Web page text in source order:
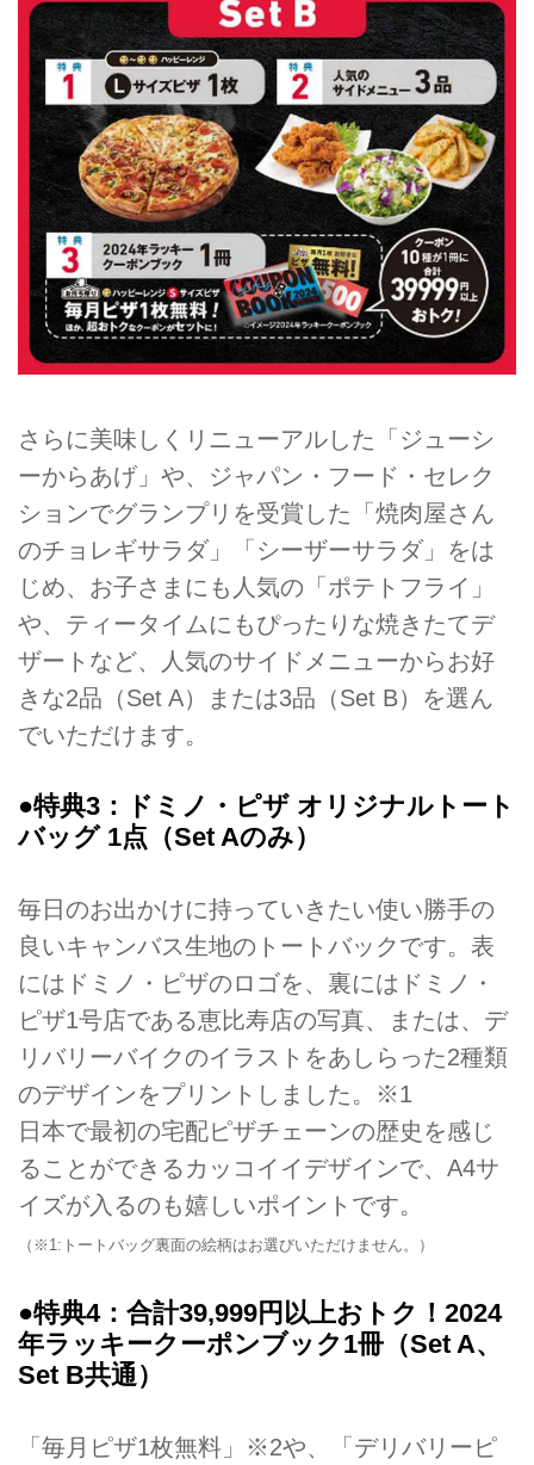
さらに美味しくリニューアルした「ジューシ
ーからあげ」や、ジャパン・フード・セレク
ションでグランプリを受賞した「焼肉屋さん
のチョレギサラダ」「シーザーサラダ」をは
じめ、お子さまにも人気の「ポテトフライ」
や、ティータイムにもぴったりな焼きたてデ
ザートなど、人気のサイドメニューからお好
きな2品（Set A）または3品（Set B）を選ん
でいただけます。
●特典3：ドミノ・ピザ オリジナルトート
バッグ 1点（Set Aのみ）
毎日のお出かけに持っていきたい使い勝手の
良いキャンバス生地のトートバックです。表
にはドミノ・ピザのロゴを、裏にはドミノ・
ピザ1号店である恵比寿店の写真、または、デ
リバリーバイクのイラストをあしらった2種類
のデザインをプリントしました。※1
日本で最初の宅配ピザチェーンの歴史を感じ
ることができるカッコイイデザインで、A4サ
イズが入るのも嬉しいポイントです。
（※1:トートバッグ裏面の絵柄はお選びいただけません。）
●特典4：合計39,999円以上おトク！2024
年ラッキークーポンブック1冊（Set A、
Set B共通）
「毎月ピザ1枚無料」※2や、「デリバリーピ